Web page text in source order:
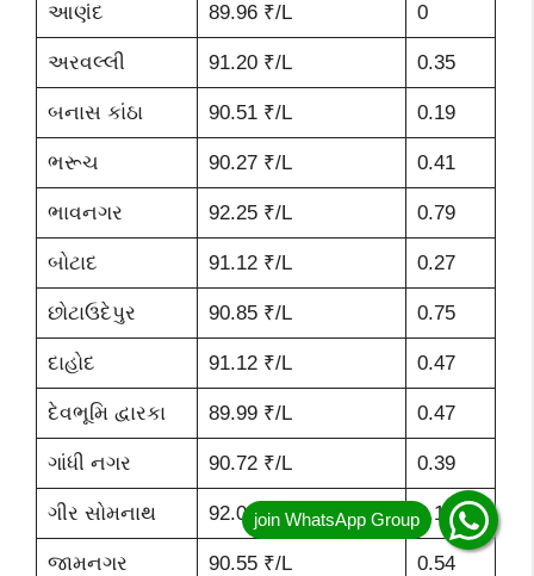
આણંદ 89.96 ₹/L 0
અરવલ્લી 91.20 ₹/L 0.35
બનાસ કાંઠા 90.51 ₹/L 0.19
ભરૂચ 90.27 ₹/L 0.41
ભાવનગર 92.25 ₹/L 0.79
બોટાદ 91.12 ₹/L 0.27
છોટાઉદેપુર 90.85 ₹/L 0.75
દાહોદ 91.12 ₹/L 0.47
દેવભૂમિ દ્વારકા 89.99 ₹/L 0.47
ગાંધી નગર 90.72 ₹/L 0.39
ગીર સોમનાથ 92.00 ₹/L 0.14
જામનગર 90.55 ₹/L 0.54